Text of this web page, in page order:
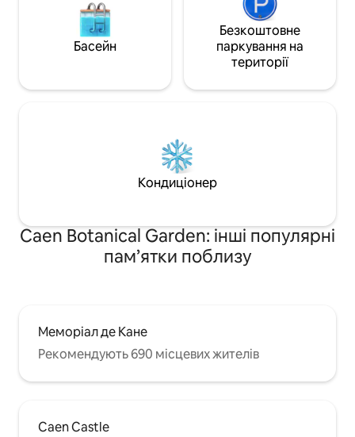
Басейн
Безкоштовне
паркування на
території
Кондиціонер
Caen Botanical Garden: інші популярні
пам’ятки поблизу
Меморіал де Кане
Рекомендують 690 місцевих жителів
Caen Castle